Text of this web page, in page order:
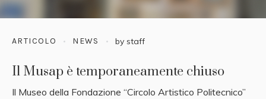
ARTICOLO NEWS by staff
Il Musap è temporaneamente chiuso
Il Museo della Fondazione “Circolo Artistico Politecnico”